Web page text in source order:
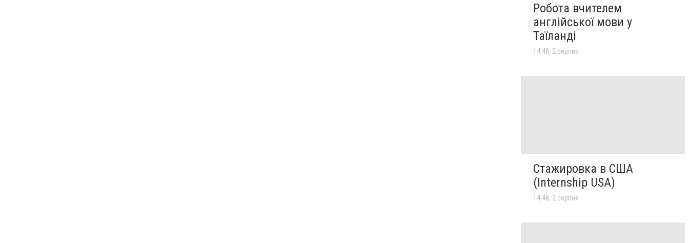
Робота вчителем
англійської мови у
Таїланді
14:48, 2 серпня
Стажировка в США
(Internship USA)
14:48, 2 серпня